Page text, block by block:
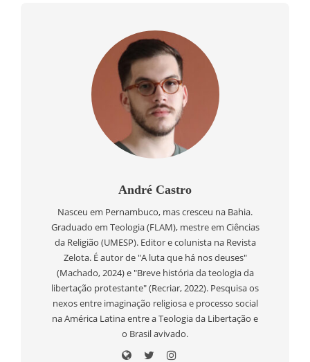
André Castro
Nasceu em Pernambuco, mas cresceu na Bahia.
Graduado em Teologia (FLAM), mestre em Ciências
da Religião (UMESP). Editor e colunista na Revista
Zelota. É autor de "A luta que há nos deuses"
(Machado, 2024) e "Breve história da teologia da
libertação protestante" (Recriar, 2022). Pesquisa os
nexos entre imaginação religiosa e processo social
na América Latina entre a Teologia da Libertação e
o Brasil avivado.